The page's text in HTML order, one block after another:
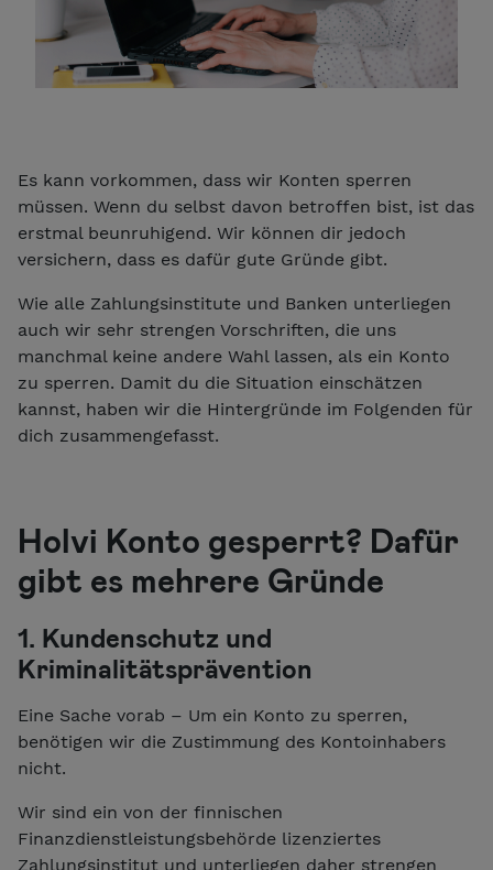
Es kann vorkommen, dass wir Konten sperren
müssen. Wenn du selbst davon betroffen bist, ist das
erstmal beunruhigend. Wir können dir jedoch
versichern, dass es dafür gute Gründe gibt.
Wie alle Zahlungsinstitute und Banken unterliegen
auch wir sehr strengen Vorschriften, die uns
manchmal keine andere Wahl lassen, als ein Konto
zu sperren. Damit du die Situation einschätzen
kannst, haben wir die Hintergründe im Folgenden für
dich zusammengefasst.
Holvi Konto gesperrt? Dafür
gibt es mehrere Gründe
1. Kundenschutz und
Kriminalitätsprävention
Eine Sache vorab – Um ein Konto zu sperren,
benötigen wir die Zustimmung des Kontoinhabers
nicht.
Wir sind ein von der finnischen
Finanzdienstleistungsbehörde lizenziertes
Zahlungsinstitut und unterliegen daher strengen